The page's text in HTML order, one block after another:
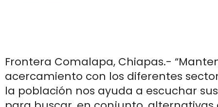
Frontera Comalapa, Chiapas.-
acercamiento con los diferentes
la población nos ayuda a escuchar